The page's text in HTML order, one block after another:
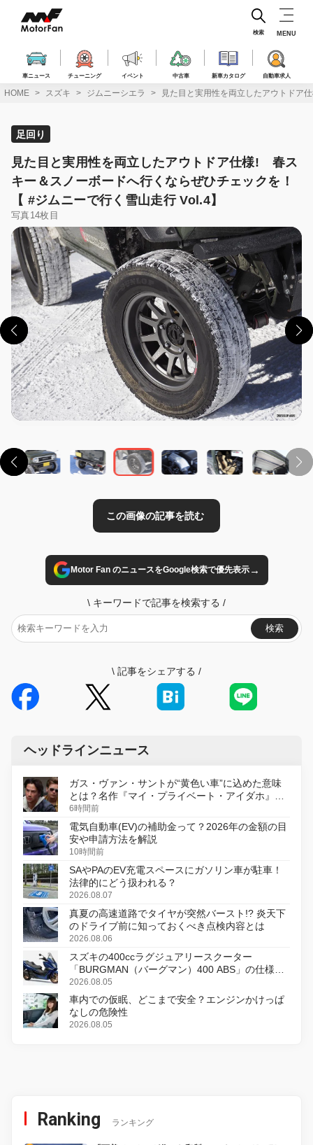
ス
車ニュース チューニング イベント 中古車 新車カタログ 自動車求人
検索 MENU
HOME スズキ ジムニーシエラ 見た目と実用性を両立したアウトドア
足回り
見た目と実用性を両立したアウトドア仕様! 春ス
キー＆スノーボードへ行くならぜひチェックを！
【 #ジムニーで行く雪山走行 Vol.4】
写真14枚目
Motor Fan のニュースをGoogle検索で優先表示→
\ キーワードで記事を検索する /
検索
\ 記事をシェアする /
ヘッドラインニュース
ガス・ヴァン・サントが“黄色い車”に込めた意味
とは？名作『マイ・プライベート・アイダホ』が
初のデジタルリマスター版で復活
6時間前
電気自動車(EV)の補助金って？2026年の金額の目
安や申請方法を解説
10時間前
SAやPAのEV充電スペースにガソリン車が駐車！
法律的にどう扱われる？
2026.08.07
真夏の高速道路でタイヤが突然バースト!? 炎天下
のドライブ前に知っておくべき点検内容とは
2026.08.06
スズキの400ccラグジュアリースクーター
「BURGMAN（バーグマン）400 ABS」の仕様を
変更し、8月18日に発売
2026.08.05
車内での仮眠、どこまで安全？エンジンかけっぱ
なしの危険性
2026.08.05
Ranking ランキング